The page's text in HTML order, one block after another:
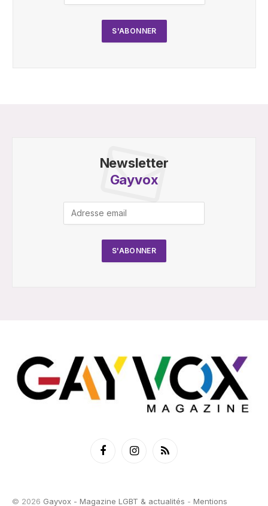
Newsletter
Gayvox
FacebookInstagramRSS
© 2026 Gayvox - Magazine LGBT & actualités - Mentions